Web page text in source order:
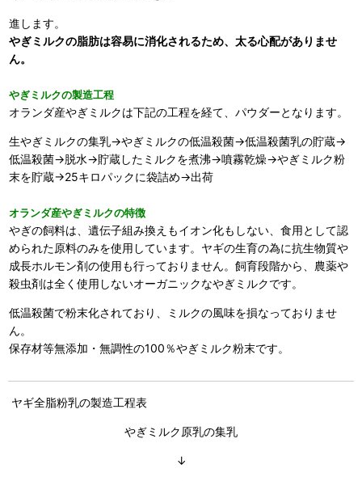
進します。
やぎミルクの脂肪は容易に消化されるため、太る心配がありませ
ん。
やぎミルクの製造工程
オランダ産やぎミルクは下記の工程を経て、パウダーとなります。
生やぎミルクの集乳→やぎミルクの低温殺菌→低温殺菌乳の貯蔵→
低温殺菌→脱水→貯蔵したミルクを煮沸→噴霧乾燥→やぎミルク粉
末を貯蔵→25キロパックに袋詰め→出荷
オランダ産やぎミルクの特徴
やぎの飼料は、遺伝子組み換えもイオン化もしない、食用として認
められた原料のみを使用しています。ヤギの生育の為に抗生物質や
成長ホルモン剤の使用も行っておりません。飼育段階から、農薬や
殺虫剤は全く使用しないオーガニックなやぎミルクです。
低温殺菌で粉末化されており、ミルクの風味を損なっておりませ
ん。
保存材等無添加・無調性の100％やぎミルク粉末です。
ヤギ全脂粉乳の製造工程表
やぎミルク原乳の集乳
↓